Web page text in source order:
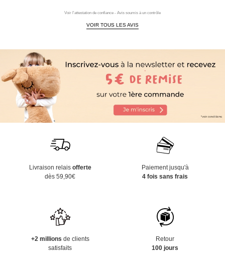
Voir l'attestation de confiance - Avis soumis à un contrôle
VOIR TOUS LES AVIS
Livraison relais offerte
dès 59,90€
Paiement jusqu'à
4 fois sans frais
+2 millions de clients
satisfaits
Retour
100 jours